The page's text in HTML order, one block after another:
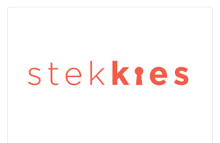
binnen 15
minuten
reageren.
Stekkies helpt